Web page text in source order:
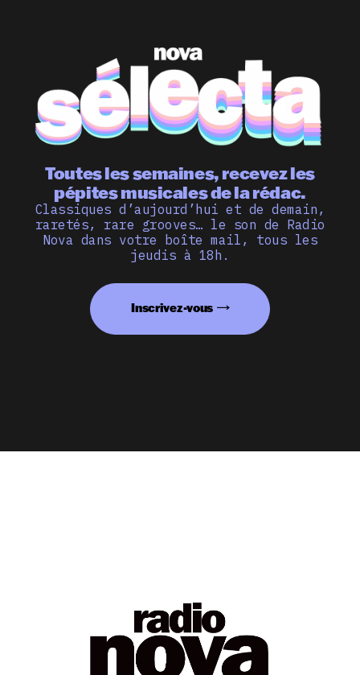
Toutes les semaines, recevez les
pépites musicales de la rédac.
Classiques d’aujourd’hui et de demain,
raretés, rare grooves… le son de Radio
Nova dans votre boîte mail, tous les
jeudis à 18h.
Inscrivez-vous